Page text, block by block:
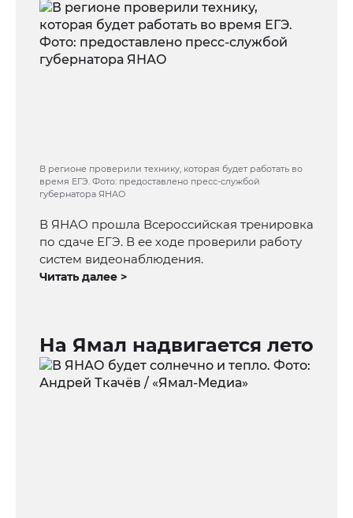
В регионе проверили технику, которая будет работать во
время ЕГЭ. Фото: предоставлено пресс-службой
губернатора ЯНАО
В ЯНАО прошла Всероссийская тренировка
по сдаче ЕГЭ. В ее ходе проверили работу
систем видеонаблюдения.
Читать далее >
На Ямал надвигается лето